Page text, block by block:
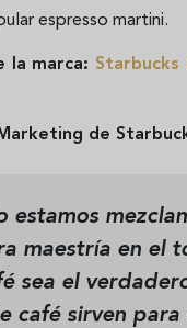
espresso martini.
la marca: Starbucks
de
estamos
maestría en el
sea el
café sirven para